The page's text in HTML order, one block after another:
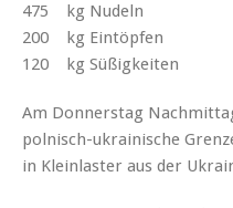
475 kg Nudeln
200 kg Eintöpfen
120 kg Süßigkeiten
Am Donnerstag
polnisch-ukrainische
in Kleinlaster aus der